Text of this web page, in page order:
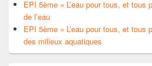
EPI 5ème « L’eau pour tous, et tous
de l’eau
EPI 5ème « L’eau pour tous, et tous
des milieux aquatiques